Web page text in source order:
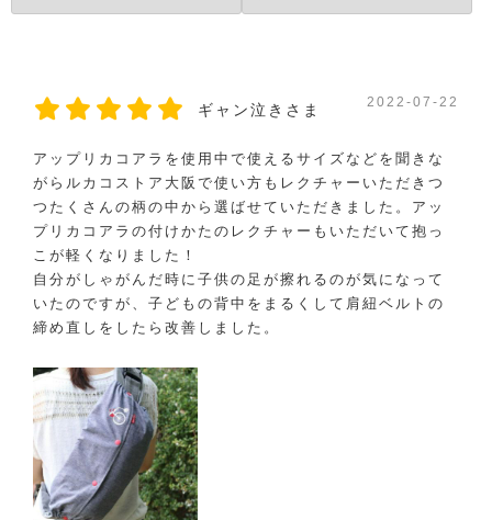
ギャン泣きさま 2022-07-22
アップリカコアラを使用中で使えるサイズなどを聞きな
がらルカコストア大阪で使い方もレクチャーいただきつ
つたくさんの柄の中から選ばせていただきました。アッ
プリカコアラの付けかたのレクチャーもいただいて抱っ
こが軽くなりました！
自分がしゃがんだ時に子供の足が擦れるのが気になって
いたのですが、子どもの背中をまるくして肩紐ベルトの
締め直しをしたら改善しました。